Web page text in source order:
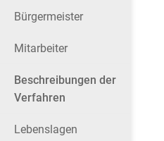
Bürgermeister
Mitarbeiter
Beschreibungen der
Verfahren
Lebenslagen